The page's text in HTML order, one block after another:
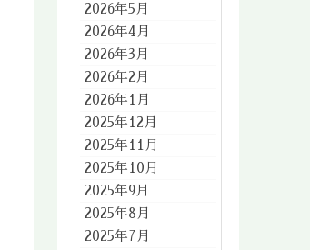
2026年5月
2026年4月
2026年3月
2026年2月
2026年1月
2025年12月
2025年11月
2025年10月
2025年9月
2025年8月
2025年7月